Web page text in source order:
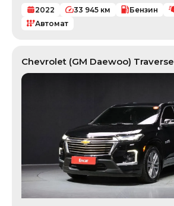
2022 33 945 км Бензин
Автомат
Chevrolet (GM Daewoo) Traverse